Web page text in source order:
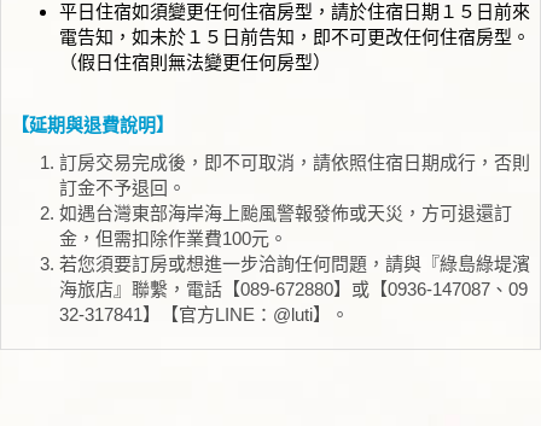
平日住宿如須變更任何住宿房型，請於住宿日期１５日前來
電告知，如未於１５日前告知，即不可更改任何住宿房型。
（假日住宿則無法變更任何房型）
【延期與退費說明】
訂房交易完成後，即不可取消，請依照住宿日期成行，否則
訂金不予退回。
如遇台灣東部海岸海上颱風警報發佈或天災，方可退還訂
金，但需扣除作業費100元。
若您須要訂房或想進一步洽詢任何問題，請與『綠島綠堤濱
海旅店』聯繫，電話【089-672880】或【0936-147087、09
32-317841】【官方LINE：@luti】。